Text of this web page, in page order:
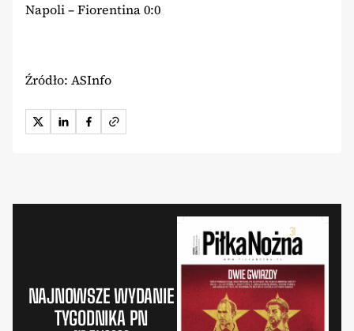
Napoli – Fiorentina 0:0
Źródło: ASInfo
NAJNOWSZE WYDANIE
TYGODNIKA PN